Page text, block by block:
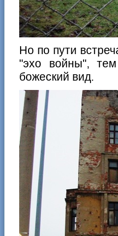
Но по пути
"эхо войны",
божеский вид.